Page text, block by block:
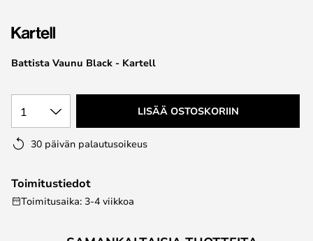
of
the
images
Battista Vaunu Black - Kartell
1 LISÄÄ OSTOSKORIIN
30 päivän palautusoikeus
Toimitustiedot
Toimitusaika: 3-4 viikkoa